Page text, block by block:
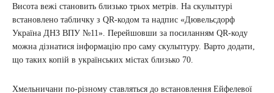
Висота вежі становить близько трьох метрів. На скульптурі
встановлено табличку з QR-кодом та надпис «Дювельсдорф
Україна ДНЗ ВПУ №11». Перейшовши за посиланням QR-коду
можна дізнатися інформацію про саму скульптуру. Варто додати,
що таких копій в українських містах близько 70.
Хмельничани по-різному ставляться до встановлення Ейфелевої